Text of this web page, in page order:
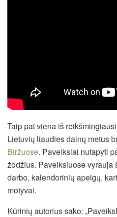
Taip pat viena iš
Lietuvių liaudies dainų metus
Biržuose. Paveikslai nutapyti
žodžius. Paveiksluose vyrauja
darbo, kalendorinių apeigų,
motyvai.
Kūrinių autorius sako: